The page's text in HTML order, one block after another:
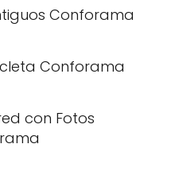
Conforama
Conforama
con Fotos